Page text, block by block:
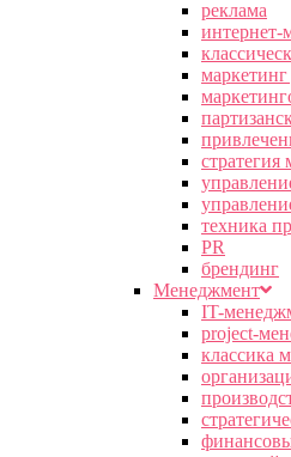
реклама
интернет-
стратегия
техника
PR
брендинг
Менеджмент
IT-
project-
классика